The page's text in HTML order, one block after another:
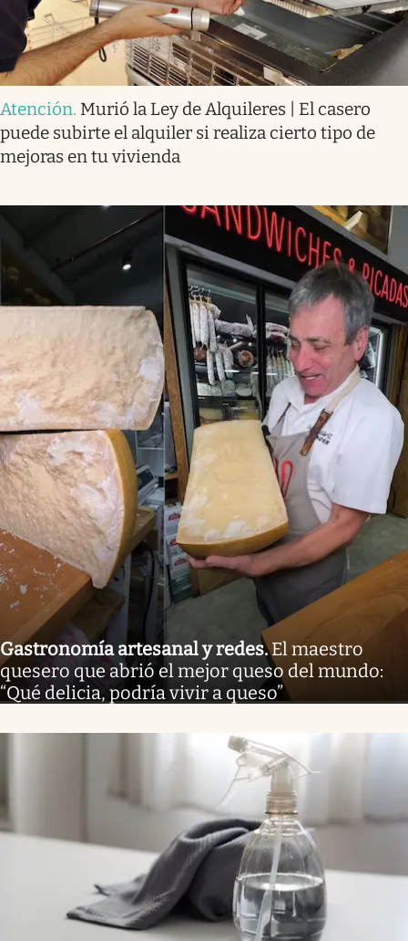
Atención. Murió la Ley de Alquileres | El casero
puede subirte el alquiler si realiza cierto tipo de
mejoras en tu vivienda
Gastronomía artesanal y redes.El maestro
quesero que abrió el mejor queso del mundo:
“Qué delicia, podría vivir a queso”